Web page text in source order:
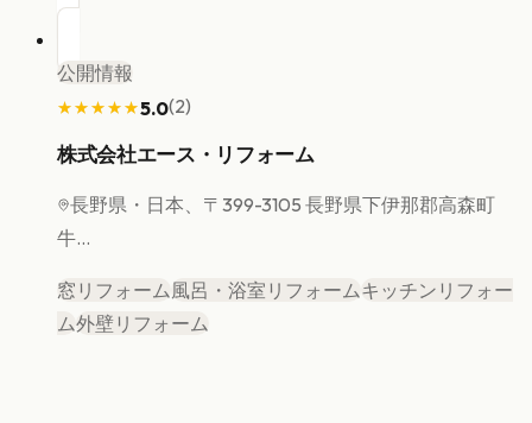
公開情報
★★★★★
★★★★★5.0(2)
株式会社エース・リフォーム
長野県 ・日本、〒399-3105 長野県下伊那郡高森町
牛...
窓リフォーム 風呂・浴室リフォームキッチンリフォー
ム外壁リフォーム